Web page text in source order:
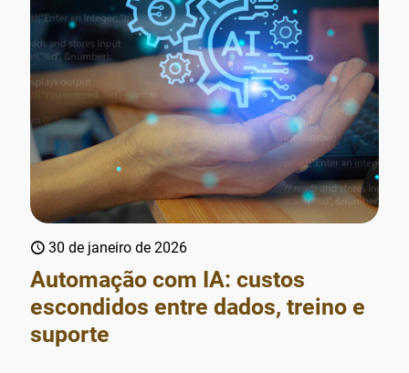
30 de janeiro de 2026
Automação com IA: custos
escondidos entre dados, treino e
suporte